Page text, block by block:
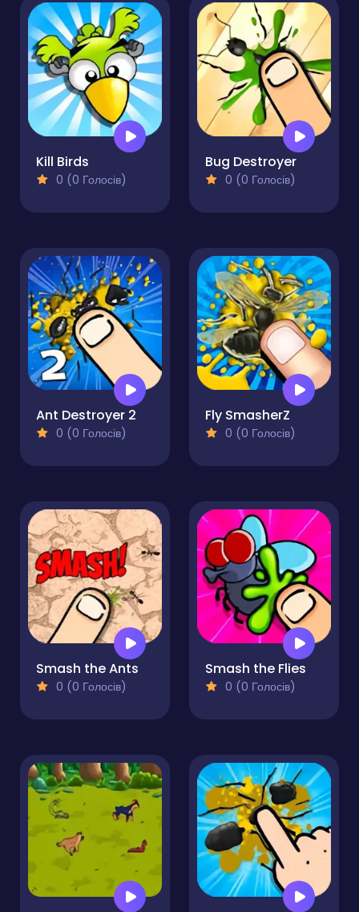
Kill Birds
0 (0 Голосів)
Bug Destroyer
0 (0 Голосів)
Ant Destroyer 2
0 (0 Голосів)
Fly SmasherZ
0 (0 Голосів)
Smash the Ants
0 (0 Голосів)
Smash the Flies
0 (0 Голосів)